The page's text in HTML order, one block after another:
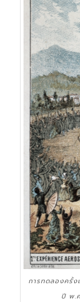
การทดลองครั้
ปี พ.